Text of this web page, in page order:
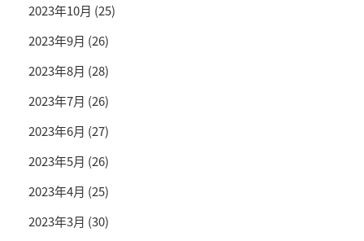
2023年10月 (25)
2023年9月 (26)
2023年8月 (28)
2023年7月 (26)
2023年6月 (27)
2023年5月 (26)
2023年4月 (25)
2023年3月 (30)